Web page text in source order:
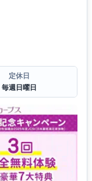
定休日
毎週日曜日